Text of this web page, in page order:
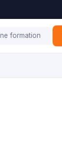
Coaching
formation